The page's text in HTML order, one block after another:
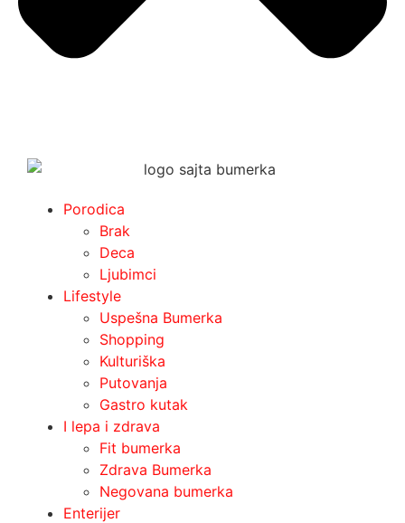
Porodica
Brak
Deca
Ljubimci
Lifestyle
Uspešna Bumerka
Shopping
Kulturiška
Putovanja
Gastro kutak
I lepa i zdrava
Fit bumerka
Zdrava Bumerka
Negovana bumerka
Enterijer